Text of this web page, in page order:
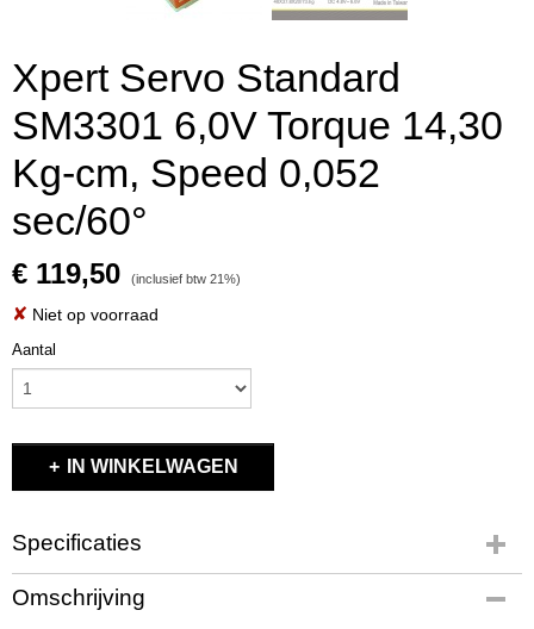
Xpert Servo Standard
SM3301 6,0V Torque 14,30
Kg-cm, Speed 0,052
sec/60°
€ 119,50 (inclusief btw 21%)
✘ Niet op voorraad
Aantal
IN WINKELWAGEN
Specificaties
Productcode
XPESM3301
Omschrijving